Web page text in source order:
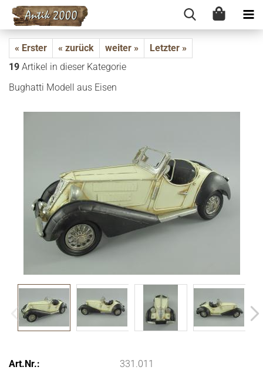
« Erster « zurück weiter »
Letzter »
19 Artikel in dieser Kategorie
Bug­hat­ti Mo­dell aus Eisen
Art.Nr.: 331.011